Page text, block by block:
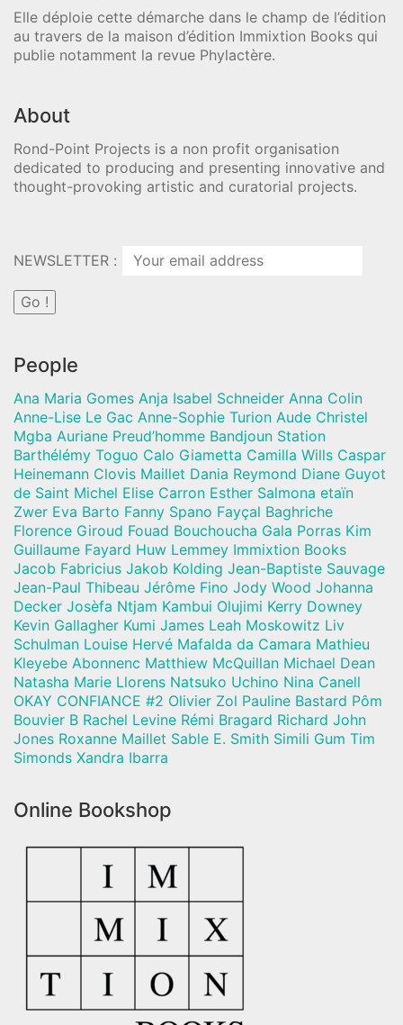
Elle déploie cette démarche dans le champ de l’édition
au travers de la maison d’édition Immixtion Books qui
publie notamment la revue Phylactère.
About
Rond-Point Projects is a non profit organisation
dedicated to producing and presenting innovative and
thought-provoking artistic and curatorial projects.
NEWSLETTER :
People
Ana Maria Gomes Anja Isabel Schneider Anna Colin
Anne-Lise Le Gac Anne-Sophie Turion Aude Christel
Mgba Auriane Preud’homme Bandjoun Station
Barthélémy Toguo Calo Giametta Camilla Wills Caspar
Heinemann Clovis Maillet Dania Reymond Diane Guyot
de Saint Michel Elise Carron Esther Salmona etaïn
Zwer Eva Barto Fanny Spano Fayçal Baghriche
Florence Giroud Fouad Bouchoucha Gala Porras Kim
Guillaume Fayard Huw Lemmey Immixtion Books
Jacob Fabricius Jakob Kolding Jean-Baptiste Sauvage
Jean-Paul Thibeau Jérôme Fino Jody Wood Johanna
Decker Josèfa Ntjam Kambui Olujimi Kerry Downey
Kevin Gallagher Kumi James Leah Moskowitz Liv
Schulman Louise Hervé Mafalda da Camara Mathieu
Kleyebe Abonnenc Matthiew McQuillan Michael Dean
Natasha Marie Llorens Natsuko Uchino Nina Canell
OKAY CONFIANCE #2 Olivier Zol Pauline Bastard Pôm
Bouvier B Rachel Levine Rémi Bragard Richard John
Jones Roxanne Maillet Sable E. Smith Simili Gum Tim
Simonds Xandra Ibarra
Online Bookshop